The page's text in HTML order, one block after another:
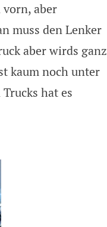
aber
muss den Lenker
aber wirds ganz
kaum noch unter
hat es